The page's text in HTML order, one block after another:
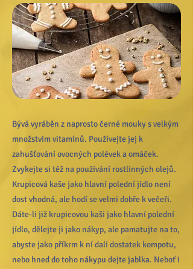
Bývá vyráběn z naprosto černé mouky s velkým
množstvím vitamínů. Používejte jej k
zahušťování ovocných polévek a omáček.
Zvykejte si též na používání rostlinných olejů.
Krupicová kaše jako hlavní polední jídlo není
dost vhodná, ale hodí se velmi dobře k večeři.
Dáte-li již krupicovou kaši jako hlavní polední
jídlo, dělejte ji jako nákyp, ale pamatujte na to,
abyste jako příkrm k ní dali dostatek kompotu,
nebo hned do toho nákypu dejte jablka. Neboť i